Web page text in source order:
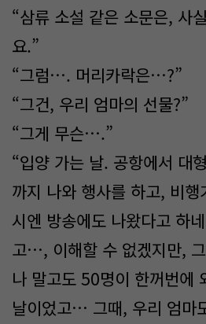
“삼류 소설 같은 소문은, 사
요.”
“그럼…. 머리카락은…?”
“그건, 우리 엄마의 선물?”
“그게 무슨….”
“입양 가는 날. 공항에서 대
까지 나와 행사를 하고, 비
시엔 방송에도 나왔다고 하
고…, 이해할 수 없겠지만,
나 말고도 50명이 한꺼번에
날이었고… 그때, 우리 엄마